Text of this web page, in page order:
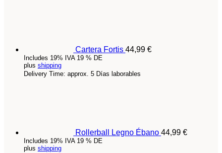
Cartera Fortis 44,99 €
Includes 19% IVA 19 % DE
plus shipping
Delivery Time: approx. 5 Días laborables
Rollerball Legno Ébano 44,99 €
Includes 19% IVA 19 % DE
plus shipping